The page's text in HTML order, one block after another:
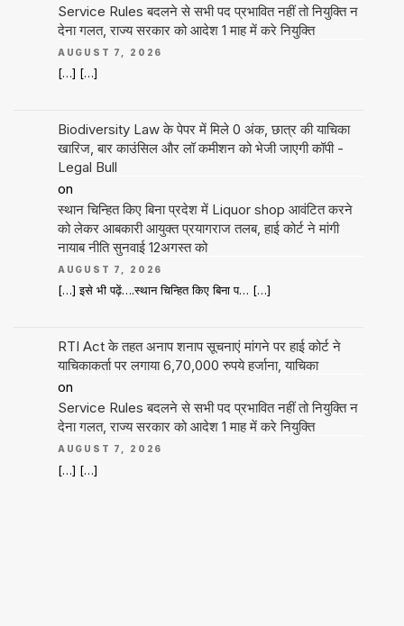
Service Rules बदलने से सभी पद प्रभावित नहीं तो नियुक्ति न
देना गलत, राज्य सरकार को आदेश 1 माह में करे नियुक्ति
AUGUST 7, 2026
[…] […]
Biodiversity Law के पेपर में मिले 0 अंक, छात्र की याचिका
खारिज, बार काउंसिल और लॉ कमीशन को भेजी जाएगी कॉपी -
Legal Bull
on
स्थान चिन्हित किए बिना प्रदेश में Liquor shop आवंटित करने
को लेकर आबकारी आयुक्त प्रयागराज तलब, हाई कोर्ट ने मांगी
नायाब नीति सुनवाई 12अगस्त को
AUGUST 7, 2026
[…] इसे भी पढ़ें….स्थान चिन्हित किए बिना प… […]
RTI Act के तहत अनाप शनाप सूचनाएं मांगने पर हाई कोर्ट ने
याचिकाकर्ता पर लगाया 6,70,000 रुपये हर्जाना, याचिका
on
Service Rules बदलने से सभी पद प्रभावित नहीं तो नियुक्ति न
देना गलत, राज्य सरकार को आदेश 1 माह में करे नियुक्ति
AUGUST 7, 2026
[…] […]